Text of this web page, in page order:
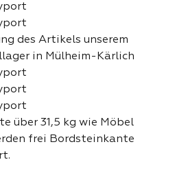
des Artikels unserem
in Mülheim-Kärlich
über 31,5 kg wie Möbel
frei Bordsteinkante